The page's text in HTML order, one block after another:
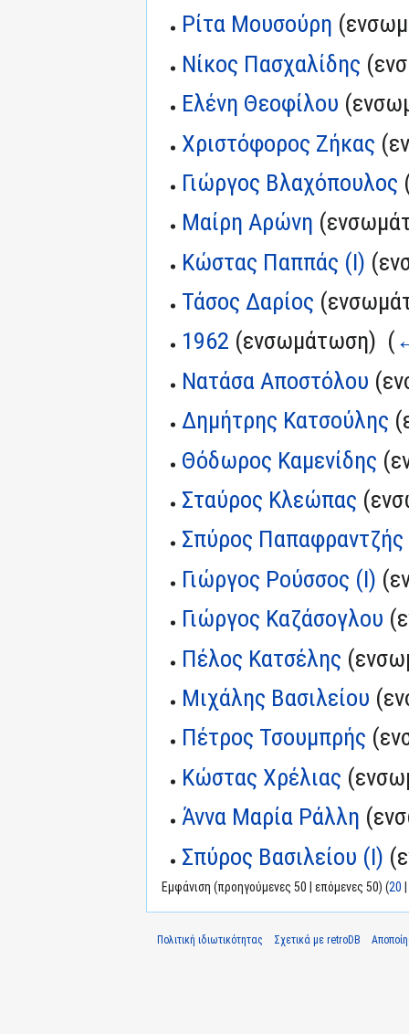
Ρίτα Μουσούρη
Νίκος Πασχαλίδης
Ελένη Θεοφίλου
Χριστόφορος Ζήκας
Γιώργος Βλαχόπουλος
Μαίρη Αρώνη
Κώστας Παππάς (I)
Τάσος Δαρίος
1962 (ενσωμάτωση) ‎ (
Νατάσα Αποστόλου
Δημήτρης Κατσούλης
Θόδωρος Καμενίδης
Σταύρος Κλεώπας
Σπύρος Παπαφραντζής
Γιώργος Ρούσσος (I)
Γιώργος Καζάσογλου
Πέλος Κατσέλης
Μιχάλης Βασιλείου
Πέτρος Τσουμπρής
Κώστας Χρέλιας
Άννα Μαρία Ράλλη
Σπύρος Βασιλείου (I)
Εμφάνιση (προηγούμενες 50 | επόμενες 50) (20
Πολιτική ιδιωτικότητας Σχετικά με retroDB